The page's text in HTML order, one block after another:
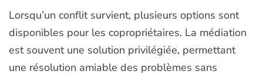
Lorsqu’un conflit survient, plusieurs options sont
disponibles pour les copropriétaires. La médiation
est souvent une solution privilégiée, permettant
une résolution amiable des problèmes sans